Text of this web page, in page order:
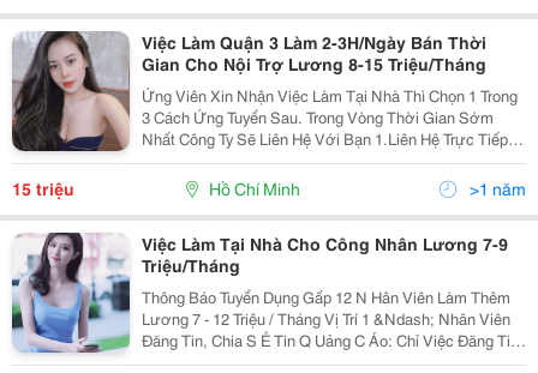
Việc Làm Quận 3 Làm 2-3H/Ngày Bán Thời
Gian Cho Nội Trợ Lương 8-15 Triệu/Tháng
Ứng Viên Xin Nhận Việc Làm Tại Nhà Thì Chọn 1 Trong
3 Cách Ứng Tuyển Sau. Trong Vòng Thời Gian Sớm
Nhất Công Ty Sẽ Liên Hệ Với Bạn 1.Liên Hệ Trực Tiếp:
Phòng Nhân Sự Quản Lý Tuyển Dụng: 0938 709 496
Hoặc 0938 943 596 2. Mẩu Tin Nhắn: Họ...
15 triệu Hồ Chí Minh >1 năm
Việc Làm Tại Nhà Cho Công Nhân Lương 7-9
Triệu/Tháng
Thông Báo Tuyển Dụng Gấp 12 N Hân Viên Làm Thêm
Lương 7 - 12 Triệu / Tháng Vị Trí 1 &Ndash; Nhân Viên
Đăng Tin, Chia S Ẻ Tin Q Uảng C Áo: Chỉ Việc Đăng Tin,
C Hia Sẻ Lại Các Hình Ảnh Và Thông Tin Sản Phẩm Của